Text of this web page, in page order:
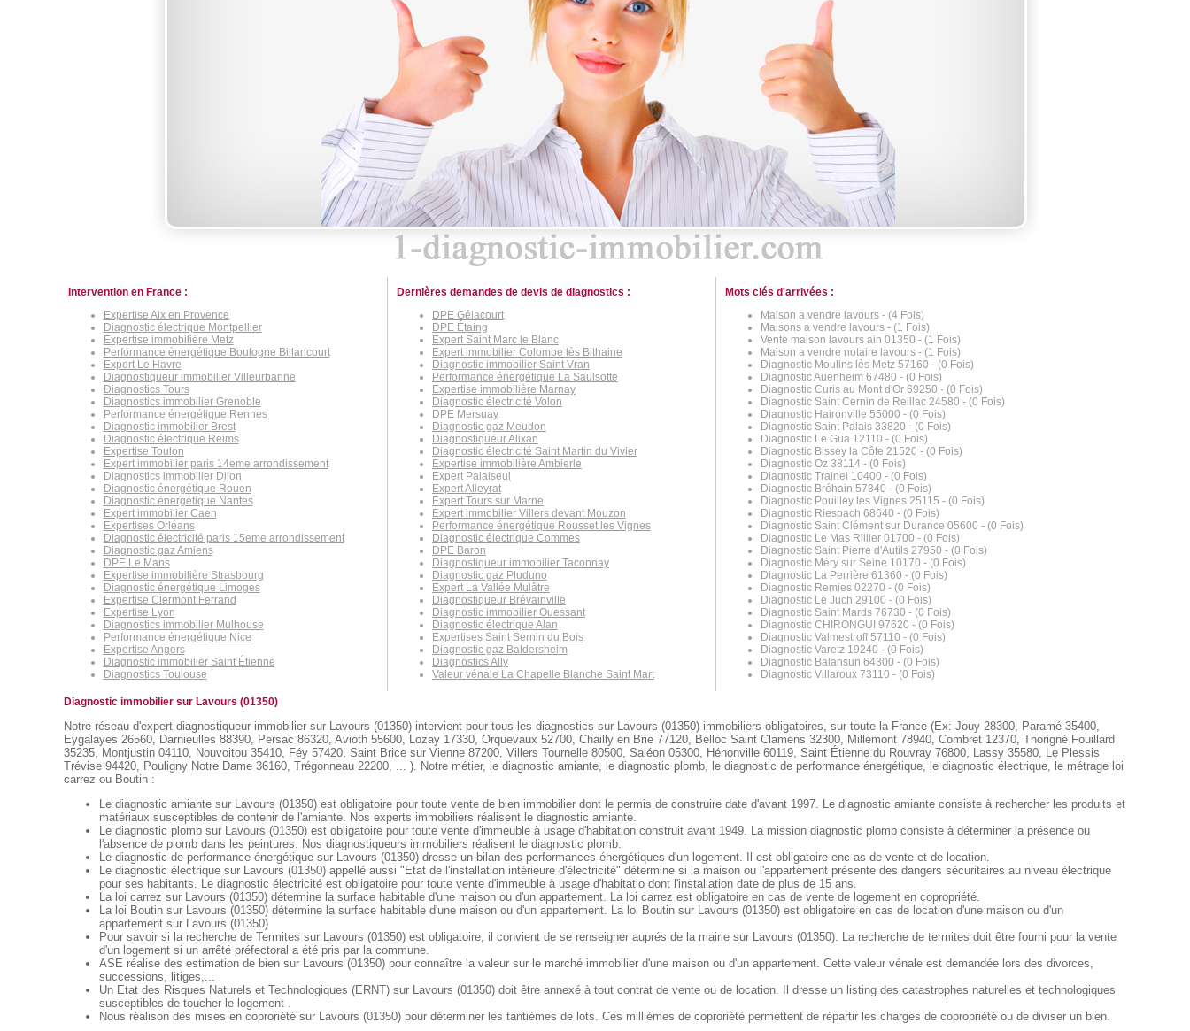
Intervention en France :
Expertise Aix en Provence
Diagnostic électrique Montpellier
Expertise immobilière Metz
Performance énergétique Boulogne Billancourt
Expert Le Havre
Diagnostiqueur immobilier Villeurbanne
Diagnostics Tours
Diagnostics immobilier Grenoble
Performance énergétique Rennes
Diagnostic immobilier Brest
Diagnostic électrique Reims
Expertise Toulon
Expert immobilier paris 14eme arrondissement
Diagnostics immobilier Dijon
Diagnostic énergétique Rouen
Diagnostic énergétique Nantes
Expert immobilier Caen
Expertises Orléans
Diagnostic électricité paris 15eme arrondissement
Diagnostic gaz Amiens
DPE Le Mans
Expertise immobilière Strasbourg
Diagnostic énergétique Limoges
Expertise Clermont Ferrand
Expertise Lyon
Diagnostics immobilier Mulhouse
Performance énergétique Nice
Expertise Angers
Diagnostic immobilier Saint Étienne
Diagnostics Toulouse
Dernières demandes de devis de diagnostics :
DPE Gélacourt
DPE Étaing
Expert Saint Marc le Blanc
Expert immobilier Colombe lès Bithaine
Diagnostic immobilier Saint Vran
Performance énergétique La Saulsotte
Expertise immobilière Marnay
Diagnostic électricité Volon
DPE Mersuay
Diagnostic gaz Meudon
Diagnostiqueur Alixan
Diagnostic électricité Saint Martin du Vivier
Expertise immobilière Ambierle
Expert Palaiseul
Expert Alleyrat
Expert Tours sur Marne
Expert immobilier Villers devant Mouzon
Performance énergétique Rousset les Vignes
Diagnostic électrique Commes
DPE Baron
Diagnostiqueur immobilier Taconnay
Diagnostic gaz Pluduno
Expert La Vallée Mulâtre
Diagnostiqueur Brévainville
Diagnostic immobilier Ouessant
Diagnostic électrique Alan
Expertises Saint Sernin du Bois
Diagnostic gaz Baldersheim
Diagnostics Ally
Valeur vénale La Chapelle Blanche Saint Mart
Mots clés d'arrivées :
Maison a vendre lavours - (4 Fois)
Maisons a vendre lavours - (1 Fois)
Vente maison lavours ain 01350 - (1 Fois)
Maison a vendre notaire lavours - (1 Fois)
Diagnostic Moulins lès Metz 57160 - (0 Fois)
Diagnostic Auenheim 67480 - (0 Fois)
Diagnostic Curis au Mont d'Or 69250 - (0 Fois)
Diagnostic Saint Cernin de Reillac 24580 - (0 Fois)
Diagnostic Haironville 55000 - (0 Fois)
Diagnostic Saint Palais 33820 - (0 Fois)
Diagnostic Le Gua 12110 - (0 Fois)
Diagnostic Bissey la Côte 21520 - (0 Fois)
Diagnostic Oz 38114 - (0 Fois)
Diagnostic Trainel 10400 - (0 Fois)
Diagnostic Bréhain 57340 - (0 Fois)
Diagnostic Pouilley les Vignes 25115 - (0 Fois)
Diagnostic Riespach 68640 - (0 Fois)
Diagnostic Saint Clément sur Durance 05600 - (0 Fois)
Diagnostic Le Mas Rillier 01700 - (0 Fois)
Diagnostic Saint Pierre d'Autils 27950 - (0 Fois)
Diagnostic Méry sur Seine 10170 - (0 Fois)
Diagnostic La Perrière 61360 - (0 Fois)
Diagnostic Remies 02270 - (0 Fois)
Diagnostic Le Juch 29100 - (0 Fois)
Diagnostic Saint Mards 76730 - (0 Fois)
Diagnostic CHIRONGUI 97620 - (0 Fois)
Diagnostic Valmestroff 57110 - (0 Fois)
Diagnostic Varetz 19240 - (0 Fois)
Diagnostic Balansun 64300 - (0 Fois)
Diagnostic Villaroux 73110 - (0 Fois)
Diagnostic immobilier sur Lavours (01350)
Notre réseau d'expert diagnostiqueur immobilier sur Lavours (01350) intervient pour tous les diagnostics sur Lavours (01350) immobiliers obligatoires, sur toute la France (Ex: Jouy 28300, Paramé 35400,
Eygalayes 26560, Darnieulles 88390, Persac 86320, Avioth 55600, Lozay 17330, Orquevaux 52700, Chailly en Brie 77120, Belloc Saint Clamens 32300, Millemont 78940, Combret 12370, Thorigné Fouillard
35235, Montjustin 04110, Nouvoitou 35410, Féy 57420, Saint Brice sur Vienne 87200, Villers Tournelle 80500, Saléon 05300, Hénonville 60119, Saint Étienne du Rouvray 76800, Lassy 35580, Le Plessis
Trévise 94420, Pouligny Notre Dame 36160, Trégonneau 22200, ... ). Notre métier, le diagnostic amiante, le diagnostic plomb, le diagnostic de performance énergétique, le diagnostic électrique, le métrage loi
carrez ou Boutin :
Le diagnostic amiante sur Lavours (01350) est obligatoire pour toute vente de bien immobilier dont le permis de construire date d'avant 1997. Le diagnostic amiante consiste à rechercher les produits et
matériaux susceptibles de contenir de l'amiante. Nos experts immobiliers réalisent le diagnostic amiante.
Le diagnostic plomb sur Lavours (01350) est obligatoire pour toute vente d'immeuble à usage d'habitation construit avant 1949. La mission diagnostic plomb consiste à déterminer la présence ou
l'absence de plomb dans les peintures. Nos diagnostiqueurs immobiliers réalisent le diagnostic plomb.
Le diagnostic de performance énergétique sur Lavours (01350) dresse un bilan des performances énergétiques d'un logement. Il est obligatoire enc as de vente et de location.
Le diagnostic électrique sur Lavours (01350) appellé aussi "Etat de l'installation intérieure d'électricité" détermine si la maison ou l'appartement présente des dangers sécuritaires au niveau électrique
pour ses habitants. Le diagnostic électricité est obligatoire pour toute vente d'immeuble à usage d'habitatio dont l'installation date de plus de 15 ans.
La loi carrez sur Lavours (01350) détermine la surface habitable d'une maison ou d'un appartement. La loi carrez est obligatoire en cas de vente de logement en copropriété.
La loi Boutin sur Lavours (01350) détermine la surface habitable d'une maison ou d'un appartement. La loi Boutin sur Lavours (01350) est obligatoire en cas de location d'une maison ou d'un
appartement sur Lavours (01350)
Pour savoir si la recherche de Termites sur Lavours (01350) est obligatoire, il convient de se renseigner auprés de la mairie sur Lavours (01350). La recherche de termites doit être fourni pour la vente
d'un logement si un arrêté préfectoral a été pris par la commune.
ASE réalise des estimation de bien sur Lavours (01350) pour connaître la valeur sur le marché immobilier d'une maison ou d'un appartement. Cette valeur vénale est demandée lors des divorces,
successions, litiges,...
Un Etat des Risques Naturels et Technologiques (ERNT) sur Lavours (01350) doit être annexé à tout contrat de vente ou de location. Il dresse un listing des catastrophes naturelles et technologiques
susceptibles de toucher le logement .
Nous réalison des mises en coproriété sur Lavours (01350) pour déterminer les tantiémes de lots. Ces milliémes de coproriété permettent de répartir les charges de copropriété ou de diviser un bien.